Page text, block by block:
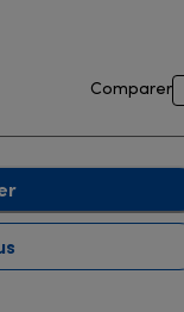
Comparer